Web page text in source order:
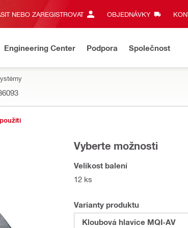
NEBO ZAREGISTROVAT OBJEDNÁVKY
Engineering Center Podpora Společnost
Vyberte možnosti
Velikost balení
12 ks
Varianty produktu
Kloubová hlavice MQI-AV